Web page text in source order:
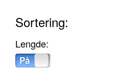
Sortering:
Lengde:
På